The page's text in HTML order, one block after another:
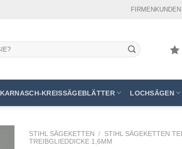
FIRMENKUNDEN
KARNASCH-KREISSÄGEBLÄTTER LOCHSÄGEN
STIHL SÄGEKETTEN / STIHL SÄGEKETTEN
TREIBGLIEDDICKE 1,6MM